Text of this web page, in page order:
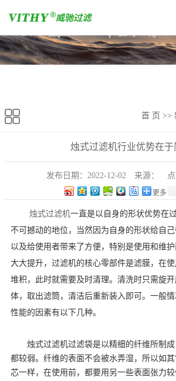
首 页 >>
烛式过滤机行业优势在于
发布日期：2022-12-02 来源： 点
更多
烛式过滤机一直是以自身的形状优势在
不可撼动的地位，当然因为自身的形状给自
以及给使用者带来了方便，特别是使用和维
大大提升，过滤机的核心零部件是滤膜，在
堆积，此时就需要及时清理。清洗时只需旋
体，取出滤筒，清洁后重新装入即可。一般
性能的因素有以下几种。
烛式过滤机过滤袋是以精细的纤维所制成
都较弱。纤维的表面不会被水弄湿，所以如
芯一样，在使用前，都要用另一些表面张力较